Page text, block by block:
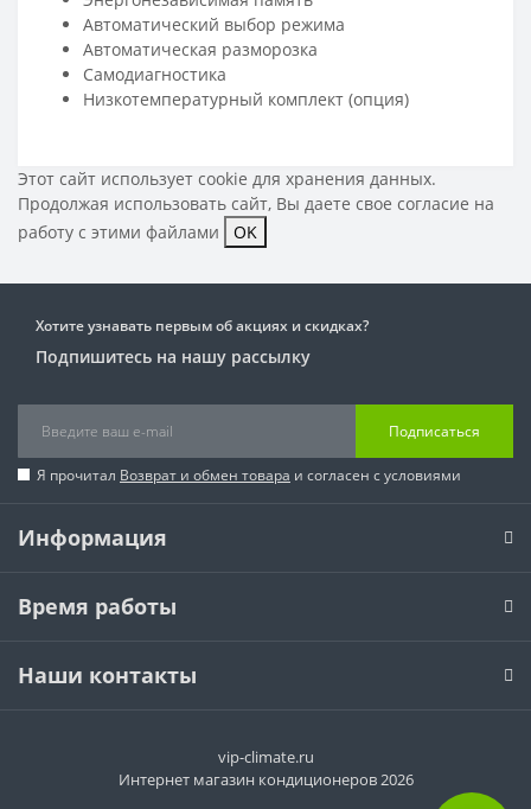
Автоматический выбор режима
Автоматическая разморозка
Самодиагностика
Низкотемпературный комплект (опция)
Этот сайт использует cookie для хранения данных.
Продолжая использовать сайт, Вы даете свое согласие на
работу с этими файлами
OK
Хотите узнавать первым об акциях и скидках?
Подпишитесь на нашу рассылку
Подписаться
Я прочитал Возврат и обмен товара и согласен с условиями
Информация
Время работы
Наши контакты
vip-climate.ru
Интернет магазин кондиционеров 2026